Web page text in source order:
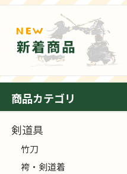
商品カテゴリ
剣道具
竹刀
袴・剣道着